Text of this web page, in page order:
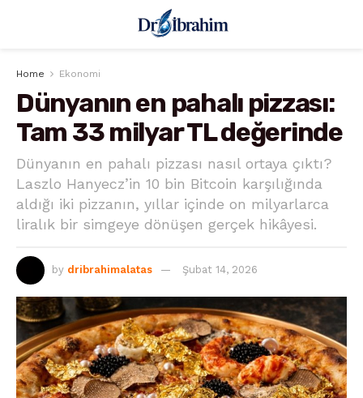
Home Ekonomi
Dünyanın en pahalı pizzası:
Tam 33 milyar TL değerinde
Dünyanın en pahalı pizzası nasıl ortaya çıktı?
Laszlo Hanyecz’in 10 bin Bitcoin karşılığında
aldığı iki pizzanın, yıllar içinde on milyarlarca
liralık bir simgeye dönüşen gerçek hikâyesi.
by dribrahimalatas Şubat 14, 2026